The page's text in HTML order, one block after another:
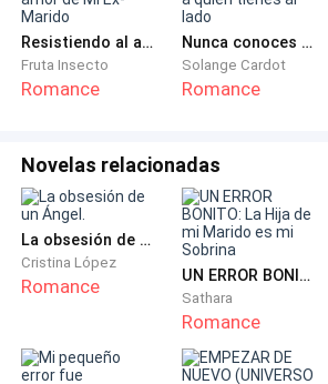
*
CEO Lombardi y sus asistente
Desde que Donovan, tomó la
siempre se sintió culpable, y desde
empezó a buscar a Adriana
compensarla, pero no tenía ninguna
Han pasado varios meses desde la
Resistiendo al amor de Mi Ex-Marido
Fruta Insecto
Romance
Nunca conoces a quien tienes al lado
Solange Cardot
Romance
Novelas relacionadas
La obsesión de un Ángel.
Cristina López
Romance UN ERROR BONITO: La Hija de mi Marido es mi Sobrina
Sathara
Romance